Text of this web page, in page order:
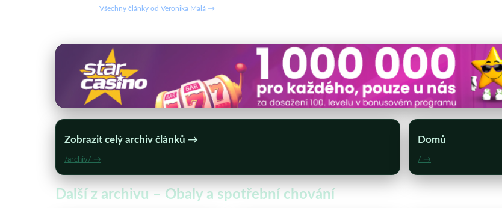
Všechny články od Veronika Malá →
Zobrazit celý archiv článků →
/archiv/ →
Domů
/ →
Další z archivu – Obaly a spotřební chování